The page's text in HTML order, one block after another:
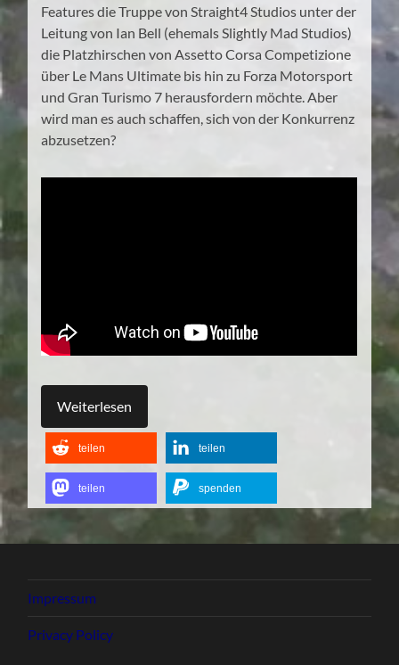
Features die Truppe von Straight4 Studios unter der
Leitung von Ian Bell (ehemals Slightly Mad Studios)
die Platzhirschen von Assetto Corsa Competizione
über Le Mans Ultimate bis hin zu Forza Motorsport
und Gran Turismo 7 herausfordern möchte. Aber
wird man es auch schaffen, sich von der Konkurrenz
abzusetzen?
Weiterlesen
teilen teilen
teilen spenden
Impressum
Privacy Policy